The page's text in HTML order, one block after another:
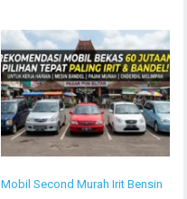
Mobil Second Murah Irit Bensin